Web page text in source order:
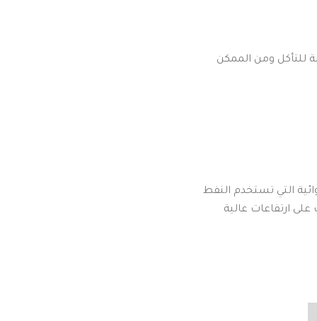
للتأكل ومن الممكن
التي تستخدم النفط
ارتفاعات عالية